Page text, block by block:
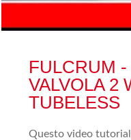
FULCRUM
VALVOLA 2
TUBELESS
Questo video